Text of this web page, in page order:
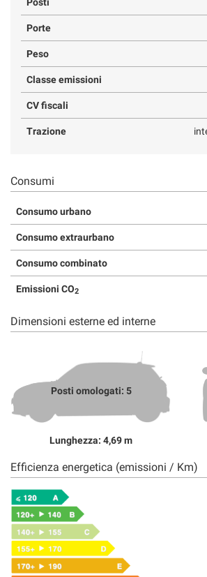
Porte
Peso
Classe emissioni
CV fiscali
Trazione
Consumi
Consumo urbano
Consumo extraurbano
Consumo combinato
Emissioni CO2
Dimensioni esterne ed interne
Posti omologati: 5
Lunghezza: 4,69 m
Efficienza energetica (emissioni / Km)